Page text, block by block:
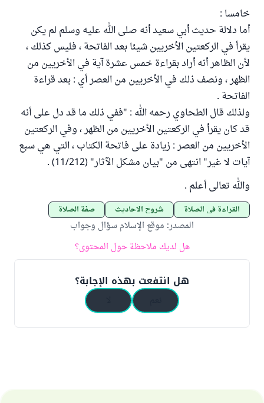
خامسا :
أما دلالة حديث أبي سعيد أنه صلى الله عليه وسلم لم يكن
يقرأ في الركعتين الأخريين شيئا بعد الفاتحة ، فليس كذلك ،
لأن الظاهر أنه أراد بقراءة خمس عشرة آية في الأخريين من
الظهر ، ونصف ذلك في الأخريين من العصر أي : بعد قراءة
الفاتحة .
ولذلك قال الطحاوي رحمه الله : "ففي ذلك ما قد دل على أنه
قد كان يقرأ في الركعتين الأخريين من الظهر ، وفي الركعتين
الأخريين من العصر : زيادة على فاتحة الكتاب ، التي هي سبع
آيات لا غير" انتهى من "بيان مشكل الآثار" (11/212) .
والله تعالى أعلم .
القراءة في الصلاة شروح الأحاديث صفة الصلاة
المصدر: موقع الإسلام سؤال وجواب
هل لديك ملاحظة حول المحتوى؟
هل انتفعت بهذه الإجابة؟